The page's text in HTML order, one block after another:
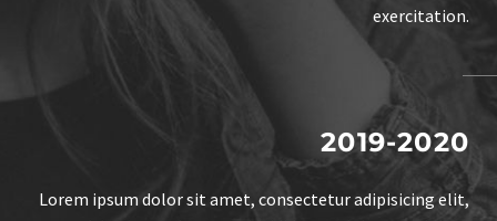
exercitation.
2019-2020
Lorem ipsum dolor sit amet, consectetur adipisicing elit,